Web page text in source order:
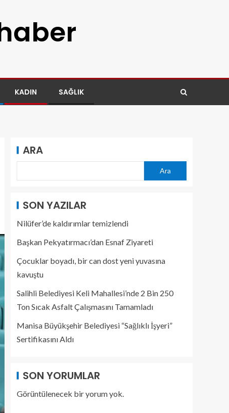
KADIN SAĞLIK
ARA
Ara
SON YAZILAR
Nilüfer’de kaldırımlar temizlendi
Başkan Pekyatırmacı’dan Esnaf Ziyareti
Çocuklar boyadı, bir can dost yeni yuvasına
kavuştu
Salihli Belediyesi Keli Mahallesi’nde 2 Bin 250
Ton Sıcak Asfalt Çalışmasını Tamamladı
Manisa Büyükşehir Belediyesi “Sağlıklı İşyeri”
Sertifikasını Aldı
SON YORUMLAR
Görüntülenecek bir yorum yok.